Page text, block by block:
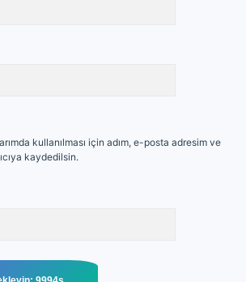
kullanılması için adım, e-posta adresim ve
kaydedilsin.